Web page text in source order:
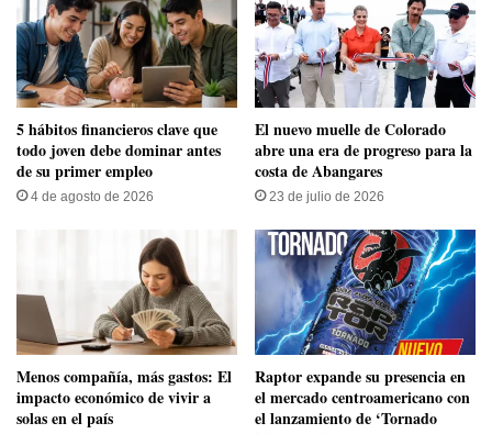
5 hábitos financieros clave que
todo joven debe dominar antes
de su primer empleo
4 de agosto de 2026
​El nuevo muelle de Colorado
abre una era de progreso para la
costa de Abangares
23 de julio de 2026
Menos compañía, más gastos: El
impacto económico de vivir a
solas en el país
Raptor expande su presencia en
el mercado centroamericano con
el lanzamiento de ‘Tornado